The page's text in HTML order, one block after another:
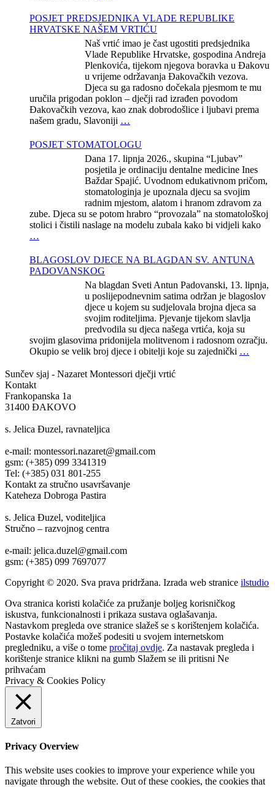
POSJET PREDSJEDNIKA VLADE REPUBLIKE
HRVATSKE NAŠEM VRTIĆU
Naš vrtić imao je čast ugostiti predsjednika
Vlade Republike Hrvatske, gospodina Andreja
Plenkovića, tijekom njegova boravka u Đakovu
u vrijeme održavanja Đakovačkih vezova.
Djeca su ga radosno dočekala pjesmom te mu
uručila prigodan poklon – dječji rad izrađen povodom
Đakovačkih vezova, kao znak dobrodošlice i ljubavi prema
našem gradu, Slavoniji …
POSJET STOMATOLOGU
Dana 17. lipnja 2026., skupina “Ljubav”
posjetila je ordinaciju dentalne medicine Ines
Baždar Spajić. Uvodnom edukativnom pričom,
stomatologinja je upoznala djecu sa svojim
radnim mjestom, alatom i hranom zdravom za
zube. Djeca su se potom hrabro “provozala” na stomatološkoj
stolici i čistili naslage na modelu zubala kako bi vidjeli kako
…
BLAGOSLOV DJECE NA BLAGDAN SV. ANTUNA
PADOVANSKOG
Na blagdan Sveti Antun Padovanski, 13. lipnja,
u poslijepodnevnim satima održan je blagoslov
djece u kojem su sudjelovala brojna djeca sa
svojim roditeljima. Pjevanje tijekom slavlja
predvodila su djeca našega vrtića, koja su
svojim glasovima pridonijela molitvenom i radosnom ozračju.
Okupio se velik broj djece i obitelji koje su zajednički …
Sunčev sjaj - Nazaret Montessori dječji vrtić
Kontakt
Frankopanska 1a
31400 ĐAKOVO
s. Jelica Đuzel, ravnateljica
e-mail: montessori.nazaret@gmail.com
gsm: (+385) 099 3341319
Tel: (+385) 031 801-255
Kontakt za stručno usavršavanje
Kateheza Dobroga Pastira
s. Jelica Đuzel, voditeljica
Stručno – razvojnog centra
e-mail: jelica.duzel@gmail.com
gsm: (+385) 099 7697077
Copyright © 2020. Sva prava pridržana. Izrada web stranice ilstudio
Ova stranica koristi kolačiće za pružanje boljeg korisničkog
iskustva, funkcionalnosti i prikaza sustava oglašavanja.
Nastavkom pregleda ove stranice slažeš se s korištenjem kolačića.
Postavke kolačića možeš podesiti u svojem internetskom
pregledniku, a više o tome pročitaj ovdje. Za nastavak pregleda i
korištenje stranice klikni na gumb Slažem se ili pritisni Ne
prihvaćam
Privacy & Cookies Policy
Zatvori
Privacy Overview
This website uses cookies to improve your experience while you
navigate through the website. Out of these cookies, the cookies that